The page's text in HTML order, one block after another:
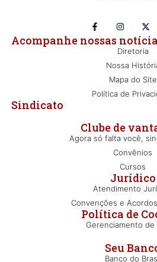
Seu
Banco do
Clube de
Agora só falta você,
Convênios
Cursos
Jurídico
Atendimento
Convenções e
Política de
Gerenciamento de
Sindicato
Diretoria
Nossa
Mapa do Site
Política de
Acompanhe nossas